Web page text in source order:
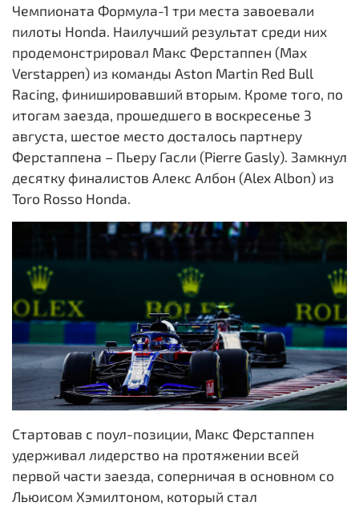
Чемпионата Формула-1 три места завоевали
пилоты Honda. Наилучший результат среди них
продемонстрировал Макс Ферстаппен (Max
Verstappen) из команды Aston Martin Red Bull
Racing, финишировавший вторым. Кроме того, по
итогам заезда, прошедшего в воскресенье 3
августа, шестое место досталось партнеру
Ферстаппена – Пьеру Гасли (Pierre Gasly). Замкнул
десятку финалистов Алекс Албон (Alex Albon) из
Toro Rosso Honda.
Стартовав с поул-позиции, Макс Ферстаппен
удерживал лидерство на протяжении всей
первой части заезда, соперничая в основном со
Льюисом Хэмилтоном, который стал